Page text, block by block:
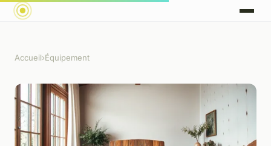
Accueil›Équipement